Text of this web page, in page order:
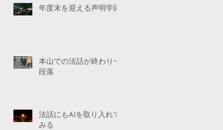
年度末を迎える声明学園
本山での法話が終わり一
段落
法話にもAIを取り入れて
みる